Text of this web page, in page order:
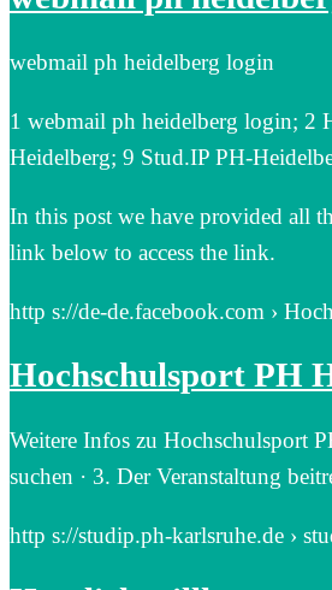
webmail ph heidelberg login
1 webmail ph heidelberg login; 2
Heidelberg; 9 Stud.IP PH-
In this post we have provided all
link below to access the link.
http s://de-de.facebook.com ›
Hochschulsport PH
Weitere Infos zu Hochschulsport
suchen · 3. Der Veranstaltung
http s://studip.ph-karlsruhe.de ›